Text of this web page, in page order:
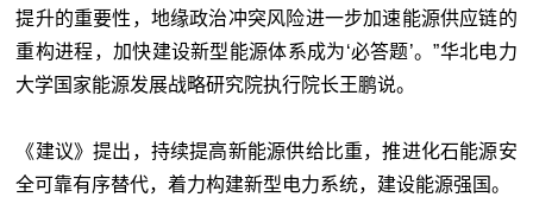
提升的重要性，地缘政治冲突风险进一步加速能源供应链的
重构进程，加快建设新型能源体系成为‘必答题’。”华北电力
大学国家能源发展战略研究院执行院长王鹏说。
《建议》提出，持续提高新能源供给比重，推进化石能源安
全可靠有序替代，着力构建新型电力系统，建设能源强国。